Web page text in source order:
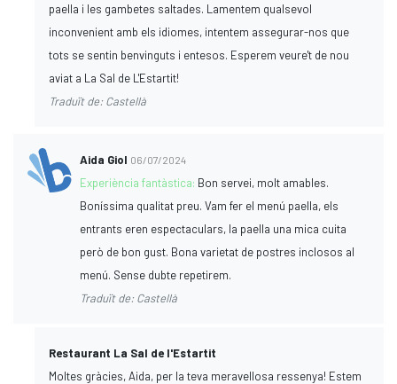
paella i les gambetes saltades. Lamentem qualsevol
inconvenient amb els idiomes, intentem assegurar-nos que
tots se sentin benvinguts i entesos. Esperem veure't de nou
aviat a La Sal de L'Estartit!
Traduït de: Castellà
Aida Giol 06/07/2024
Experiència fantàstica: Bon servei, molt amables.
Boníssima qualitat preu. Vam fer el menú paella, els
entrants eren espectaculars, la paella una mica cuita
però de bon gust. Bona varietat de postres inclosos al
menú. Sense dubte repetirem.
Traduït de: Castellà
Restaurant La Sal de l'Estartit
Moltes gràcies, Aida, per la teva meravellosa ressenya! Estem